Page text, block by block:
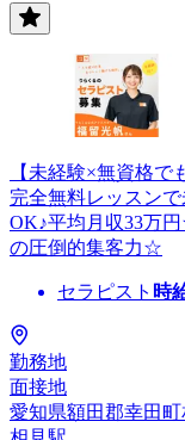
【未経験×無資格
完全無料レッスン
OK♪平均月収33万
の圧倒的集客力☆
セラピスト 時
勤務地
面接地
愛知県額田郡幸田